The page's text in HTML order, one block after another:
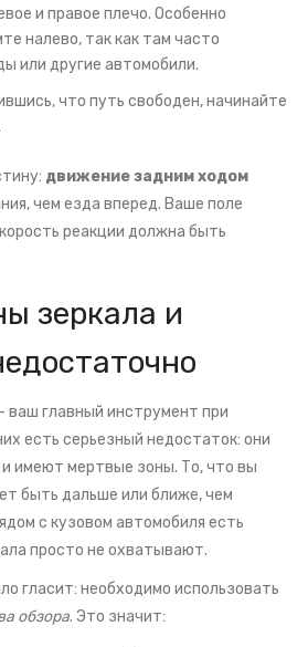
и правое плечо. Особенно
налево, так как там часто
или другие автомобили.
что путь свободен, начинайте
движение задним ходом
чем езда вперед. Ваше поле
реакции должна быть
зеркала и
ваш главный инструмент при
есть серьезный недостаток: они
имеют мертвые зоны. То, что вы
быть дальше или ближе, чем
с кузовом автомобиля есть
просто не охватывают.
гласит: необходимо использовать
обзора. Это значит: